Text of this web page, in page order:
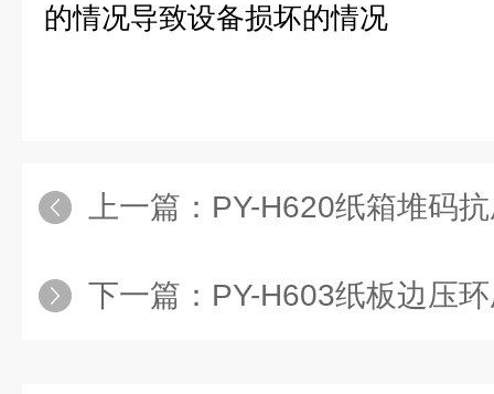
的情况导致设备损坏的情况
上一篇： PY-H620纸箱堆码
下一篇： PY-H603纸板边压